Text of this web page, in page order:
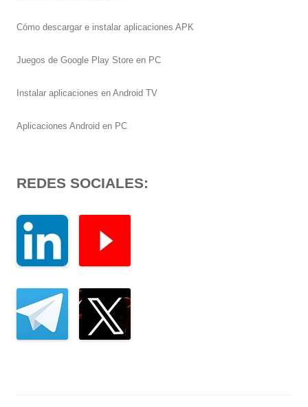
Cómo descargar e instalar aplicaciones APK
Juegos de Google Play Store en PC
Instalar aplicaciones en Android TV
Aplicaciones Android en PC
REDES SOCIALES: